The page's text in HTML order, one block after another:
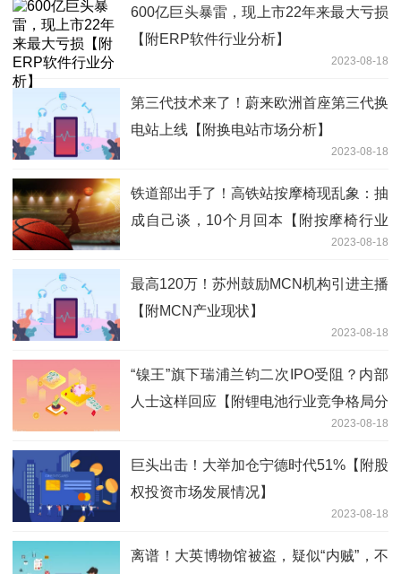
600亿巨头暴雷，现上市22年来最大亏损
【附ERP软件行业分析】
2023-08-18
第三代技术来了！蔚来欧洲首座第三代换
电站上线【附换电站市场分析】
2023-08-18
铁道部出手了！高铁站按摩椅现乱象：抽
成自己谈，10个月回本【附按摩椅行业
2023-08-18
最高120万！苏州鼓励MCN机构引进主播
【附MCN产业现状】
2023-08-18
“镍王”旗下瑞浦兰钧二次IPO受阻？内部
人士这样回应【附锂电池行业竞争格局分
2023-08-18
巨头出击！大举加仓宁德时代51%【附股
权投资市场发展情况】
2023-08-18
离谱！大英博物馆被盗，疑似“内贼”，不